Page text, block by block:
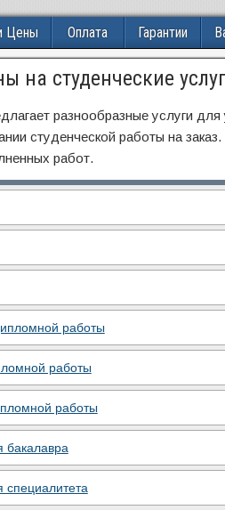
Цены Оплата Гарантии
на студенческие
разнообразные услуги
студенческой работы на
работ.
работы
работы
работы
бакалавра